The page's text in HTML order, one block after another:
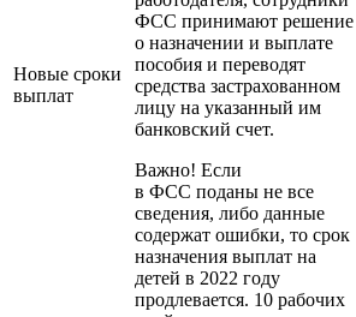
Новые сроки
выплат
ФСС принимают решение
о назначении и выплате
пособия и переводят
средства застрахованном
лицу на указанный им
банковский счет.
Важно! Если
в ФСС поданы не все
сведения, либо данные
содержат ошибки, то срок
назначения выплат на
детей в 2022 году
продлевается. 10 рабочих